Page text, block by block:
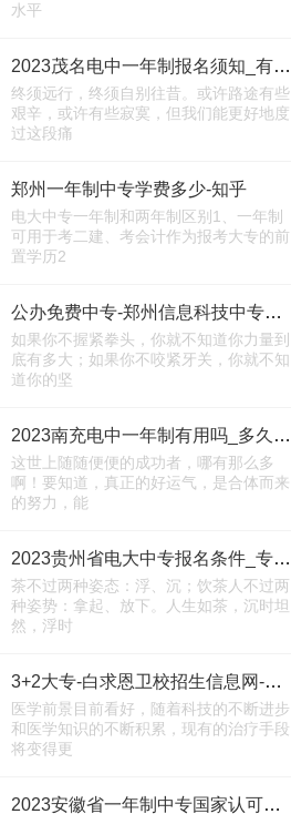
水平
2023茂名电中一年制报名须知_有链接吗
终须远行，终须自别往昔。或许路途有些
艰辛，或许有些寂寞，但我们能更好地度
过这段痛
郑州一年制中专学费多少-知乎
电大中专一年制和两年制区别1、一年制
可用于考二建、考会计作为报考大专的前
置学历2
公办免费中专-郑州信息科技中专一年制升学班简章-学生推荐
如果你不握紧拳头，你就不知道你力量到
底有多大；如果你不咬紧牙关，你就不知
道你的坚
2023南充电中一年制有用吗_多久毕业
这世上随随便便的成功者，哪有那么多
啊！要知道，真正的好运气，是合体而来
的努力，能
2023贵州省电大中专报名条件_专业推荐
茶不过两种姿态：浮、沉；饮茶人不过两
种姿势：拿起、放下。人生如茶，沉时坦
然，浮时
3+2大专-白求恩卫校招生信息网-进入
医学前景目前看好，随着科技的不断进步
和医学知识的不断积累，现有的治疗手段
将变得更
2023安徽省一年制中专国家认可吗_费用多少